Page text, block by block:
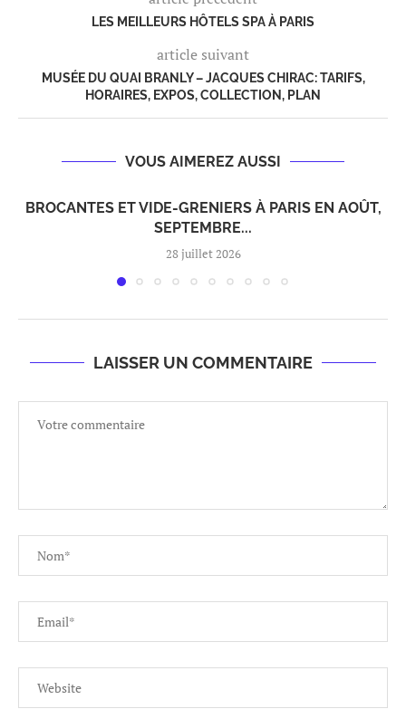
LES MEILLEURS HÔTELS SPA À PARIS
article suivant
MUSÉE DU QUAI BRANLY – JACQUES CHIRAC: TARIFS,
HORAIRES, EXPOS, COLLECTION, PLAN
VOUS AIMEREZ AUSSI
BROCANTES ET VIDE-GRENIERS À PARIS EN AOÛT,
SEPTEMBRE...
28 juillet 2026
LAISSER UN COMMENTAIRE